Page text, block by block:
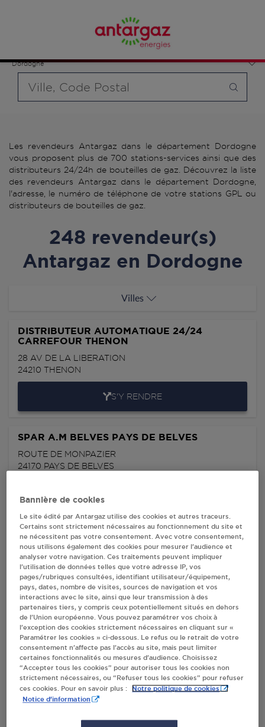
Dordogne
bouteille souhaité et le type de point de vente (revendeur /
distributeur automatique de bouteilles de gaz ou station GPL
carburant)
Les revendeurs Antargaz dans le département Dordogne
vous proposent plus de 700 stations-services ainsi que des
distributeurs 24/24h de bouteilles de gaz. Découvrez la liste
des revendeurs Antargaz dans le département Dordogne,
l'adresse, le numéro de téléphone de votre stations GPL ou
distributeurs de bouteilles de gaz.
248 revendeur(s)
Antargaz en Dordogne
Villes
DISTRIBUTEUR AUTOMATIQUE 24/24
CARREFOUR THENON
28 AV DE LA LIBERATION
24210 THENON
S'Y RENDRE
SPAR A.M BELVES PAYS DE BELVES
ROUTE DE MONPAZIER
24170 PAYS DE BELVES
DISTRIBUTEUR AUTOMATIQUE 24/24
CARREFOUR BERGERAC
ROUTE DE STE ALVERE
24100BERGERAC
S'Y RENDRE
PROXI ST PIERRE DE CHIGNAC
220 ROUTE DU 8 MAI 1945
24330ST PIERRE DE CHIGNAC
S'Y RENDRE
Bannière de cookies
Le site édité par Antargaz utilise des cookies et autres traceurs.
Certains sont strictement nécessaires au fonctionnement du site et
ne nécessitent pas votre consentement. Avec votre consentement,
nous utilisons également des cookies pour mesurer l’audience et
analyser votre navigation. Ces traitements peuvent impliquer
l’utilisation de données telles que votre adresse IP, vos
pages/rubriques consultées, identifiant utilisateur/équipement,
pays, dates, nombre de visites, sources de navigation et vos
interactions avec le site, ainsi que leur transmission à des
partenaires tiers, y compris ceux potentiellement situés en dehors
de l’Union européenne. Vous pouvez paramétrer vos choix à
l’exception des cookies strictement nécessaires en cliquant sur «
Paramétrer les cookies » ci-dessous. Le refus ou le retrait de votre
consentement n’affecte pas l’accès au site, mais peut limiter
certaines fonctionnalités ou mesures d’audience. Choisissez
“Accepter tous les cookies” pour autoriser tous les cookies non
strictement nécessaires, ou “Refuser tous les cookies” pour refuser
ces cookies. Pour en savoir plus :
Notre politique de cookies
Notice d'information